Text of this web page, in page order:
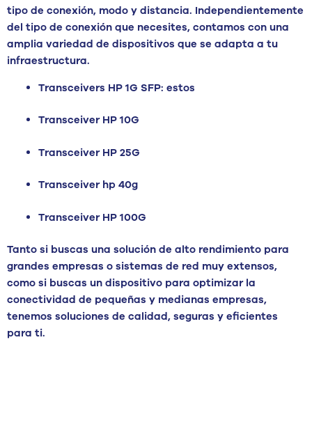
tipo de conexión, modo y distancia. Independientemente
del tipo de conexión que necesites, contamos con una
amplia variedad de dispositivos que se adapta a tu
infraestructura.
Transceivers HP 1G SFP: estos
Transceiver HP 10G
Transceiver HP 25G
Transceiver hp 40g
Transceiver HP 100G
Tanto si buscas una solución de alto rendimiento para
grandes empresas o sistemas de red muy extensos,
como si buscas un dispositivo para optimizar la
conectividad de pequeñas y medianas empresas,
tenemos soluciones de calidad, seguras y eficientes
para ti.